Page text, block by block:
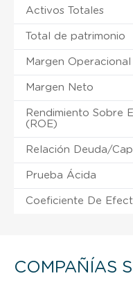
Activos Totales
Total de patrimonio
Margen Operacional
Margen Neto
Rendimiento Sobre
(ROE)
Relación Deuda/
Prueba Ácida
Coeficiente De
COMPAÑÍAS